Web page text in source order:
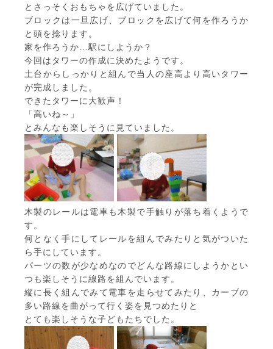
とさっそくおもちゃを広げていました。
ブロックは一旦広げ、ブロックを広げて何を作ろうか
と頭を捻ります。
家を作ろうか…駅にしようか？
今回はタワーの作成に決めたようです。
土台からしっかりと組んで当人の座高より高いタワー
が完成しました。
できたタワーに大歓声！
「高いね～」
とみんなも楽しそうに見ていました。
木製のレールは電車も木製で手触りが落ち着くようで
す。
何となく手にしてレールを組んでみたりと気がついた
ら手にしています。
パーツの数が少なめなのでどんな路線にしようかとい
つも楽しそうに線路を組んでいます。
縦に長く組んでみて電車を走らせてみたり、カーブの
多い路線を曲がって行く姿を見つめたりと
とても楽しそうな子どもたちでした。